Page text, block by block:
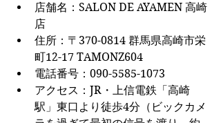
店舗名：SALON DE AYAMEN 高崎
店
住所：〒370-0814 群馬県高崎市栄
町12-17 TAMONZ604
電話番号：090-5585-1073
アクセス：JR・上信電鉄「高崎
駅」東口より徒歩4分（ビックカメ